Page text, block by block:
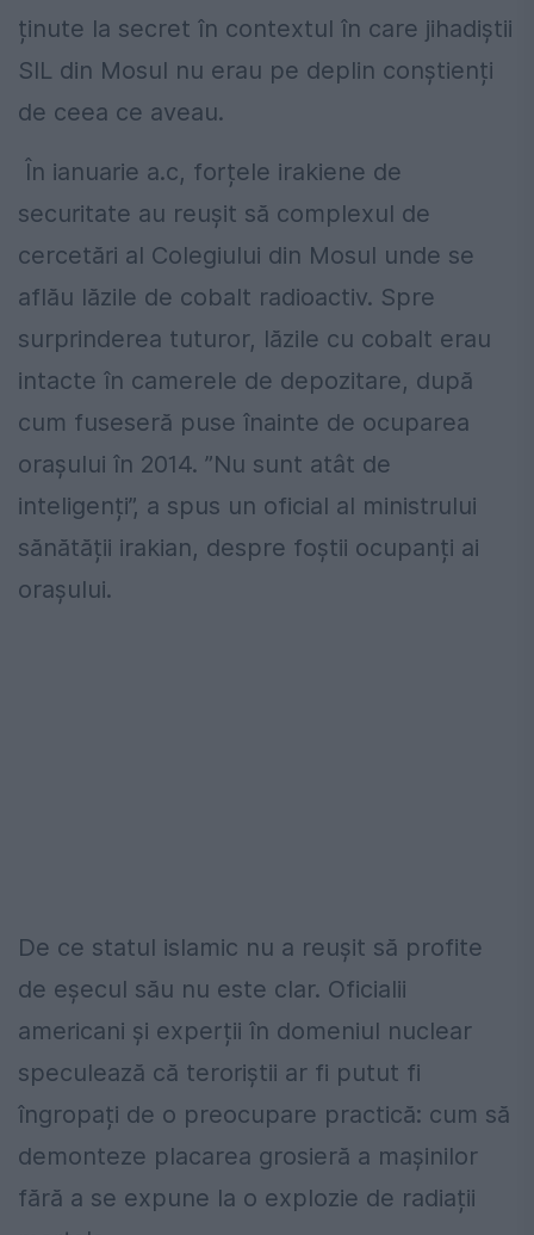
ținute la secret în contextul în care jihadiștii
SIL din Mosul nu erau pe deplin conștienți
de ceea ce aveau.
În ianuarie a.c, forțele irakiene de
securitate au reușit să complexul de
cercetări al Colegiului din Mosul unde se
aflău lăzile de cobalt radioactiv. Spre
surprinderea tuturor, lăzile cu cobalt erau
intacte în camerele de depozitare, după
cum fuseseră puse înainte de ocuparea
orașului în 2014. ”Nu sunt atât de
inteligenți”, a spus un oficial al ministrului
sănătății irakian, despre foștii ocupanți ai
orașului.
De ce statul islamic nu a reușit să profite
de eșecul său nu este clar. Oficialii
americani și experții în domeniul nuclear
speculează că teroriștii ar fi putut fi
îngropați de o preocupare practică: cum să
demonteze placarea grosieră a mașinilor
fără a se expune la o explozie de radiații